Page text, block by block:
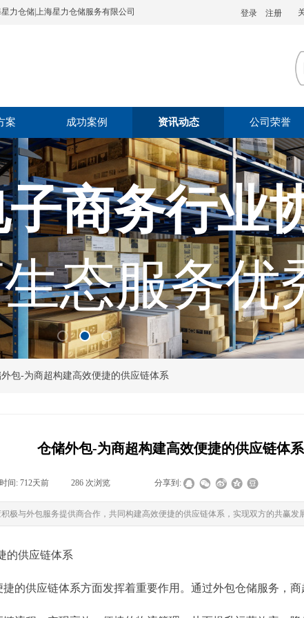
力仓储|上海星力仓储服务有限公司 登录 注册
案 成功案例 资讯动态 公司荣誉
商务行业
态服务优
包-为商超构建高效便捷的供应链体系
仓储外包-为商超构建高效便捷的供应链体系
间: 712天前 286 次浏览 分享到:
极与外包服务提供商合作，共同构建高效便捷的供应链体系，实现双方的共赢发
的供应链体系
的供应链体系方面发挥着重要作用。通过外包仓储服务，